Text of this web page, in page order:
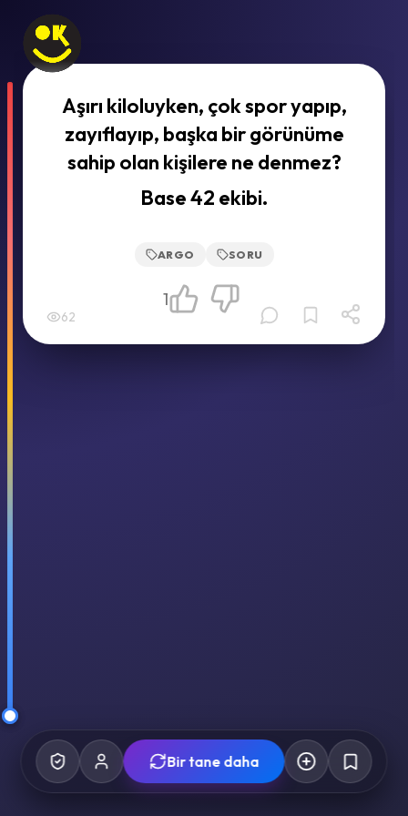
Aşırı kiloluyken, çok spor yapıp,
zayıflayıp, başka bir görünüme
sahip olan kişilere ne denmez?
Base 42 ekibi.
ARGO SORU
62
1
Bir tane daha